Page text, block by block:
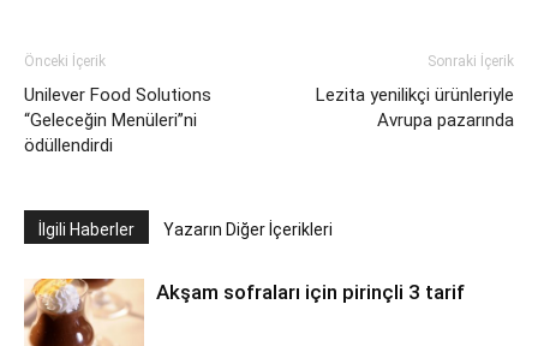
Önceki İçerik
Unilever Food Solutions
“Geleceğin Menüleri”ni
ödüllendirdi
Sonraki İçerik
Lezita yenilikçi ürünleriyle
Avrupa pazarında
İlgili Haberler Yazarın Diğer İçerikleri
Akşam sofraları için pirinçli 3 tarif